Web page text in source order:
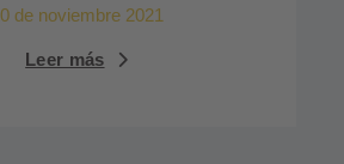
de noviembre 2021
Leer más